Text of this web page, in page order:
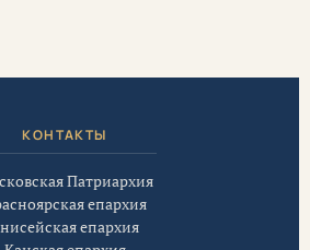
КОНТАКТЫ
Патриархия
епархия
епархия